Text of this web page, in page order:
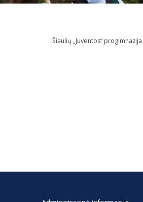
Šiaulių „Juventos“ progimnazija